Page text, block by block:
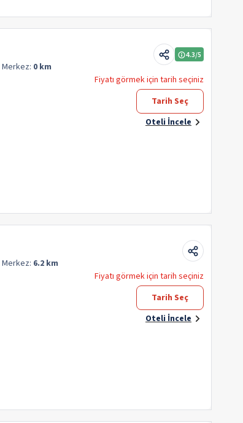
Merkez: 0 km
4.3/5
Fiyatı görmek için tarih seçiniz
Tarih Seç
Oteli İncele
Merkez: 6.2 km
Fiyatı görmek için tarih seçiniz
Tarih Seç
Oteli İncele